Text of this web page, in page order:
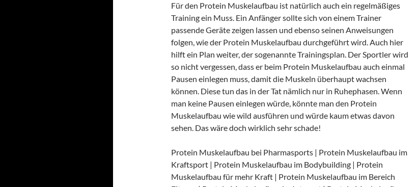
Für den Protein Muskelaufbau ist natürlich auch ein regelmäßiges
Training ein Muss. Ein Anfänger sollte sich von einem Trainer
passende Geräte zeigen lassen und ebenso seinen Anweisungen
folgen, wie der Protein Muskelaufbau durchgeführt wird. Auch hier
hilft ein Plan weiter, der sogenannte Trainingsplan. Der Sportler wird
so nicht vergessen, dass er beim Protein Muskelaufbau auch einmal
Pausen einlegen muss, damit die Muskeln überhaupt wachsen
können. Diese tun das in der Tat nämlich nur in Ruhephasen. Wenn
man keine Pausen einlegen würde, könnte man den Protein
Muskelaufbau wie wild ausführen und würde kaum etwas davon
sehen. Das wäre doch wirklich sehr schade!
Protein Muskelaufbau bei Pharmasports | Protein Muskelaufbau im
Kraftsport | Protein Muskelaufbau im Bodybuilding | Protein
Muskelaufbau für mehr Kraft | Protein Muskelaufbau im Bereich